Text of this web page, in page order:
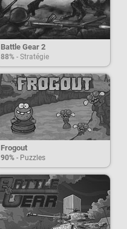
Battle Gear 2
88% - Stratégie
Frogout
90% - Puzzles